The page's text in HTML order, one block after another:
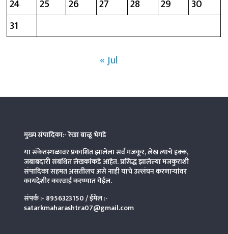
24
25 26 27 28 29
30
31
« Jul
मुख्य संपादिका:- रेखा बाळू भेगडे
या संकेतस्थळावर प्रकाशित झालेला सर्व मजकूर, लेख त्याचे हक्क,
जबाबदारी संबंधित लेखकांकडे आहेत. प्रसिद्ध झालेल्या मजकुराशी
संपादिकासहमत असतीलच असे नाही याचे उल्लंघन करणाऱ्यांवर
कायदेशीर कारवाई करण्यात येईल.
संपर्क :- 8956323150/ ईमेल :-
satarkmaharashtra07@gmail.com